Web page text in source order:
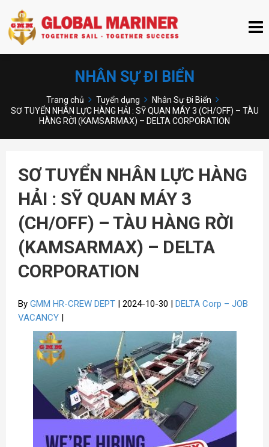
NHÂN SỰ ĐI BIỂN
Trang chủ Tuyển dụng
Nhân Sự Đi Biển
SƠ TUYỂN NHÂN LỰC HÀNG HẢI : SỸ QUAN MÁY 3 (CH/OFF) – TÀU
HÀNG RỜI (KAMSARMAX) – DELTA CORPORATION
SƠ TUYỂN NHÂN LỰC HÀNG
HẢI : SỸ QUAN MÁY 3
(CH/OFF) – TÀU HÀNG RỜI
(KAMSARMAX) – DELTA
CORPORATION
By GMM HR-CREW DEPT | 2024-10-30 | DELTA Corp – JOB
VACANCY |